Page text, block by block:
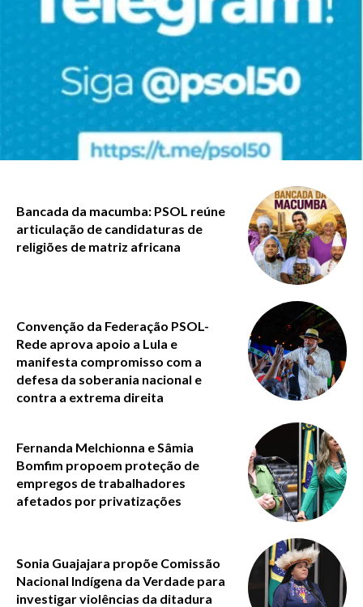
Bancada da macumba: PSOL reúne
articulação de candidaturas de
religiões de matriz africana
Convenção da Federação PSOL-
Rede aprova apoio a Lula e
manifesta compromisso com a
defesa da soberania nacional e
contra a extrema direita
Fernanda Melchionna e Sâmia
Bomfim propoem proteção de
empregos de trabalhadores
afetados por privatizações
Sonia Guajajara propõe Comissão
Nacional Indígena da Verdade para
investigar violências da ditadura